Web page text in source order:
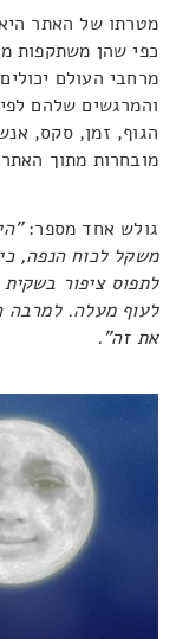
מטרתו של האתר
כפי שהן משתקפות
מרחבי העולם
והמרגשים שלהם
הגוף, זמן, סקס,
מובחרות מתוך
גולש אחד מספר:
משקל לכוח הנפה,
לתפוס ציפור
לעוף מעלה. למרבה
את זה".